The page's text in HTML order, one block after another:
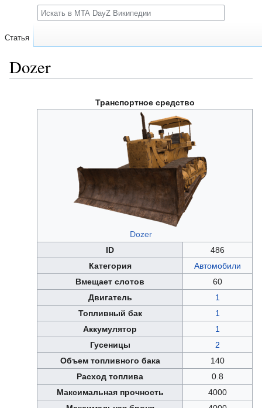
Dozer
Транспортное средство
Dozer
ID
486
Категория
Автомобили
Вмещает слотов
60
Двигатель
1
Топливный бак
1
Аккумулятор
1
Гусеницы
2
Объем топливного бака
140
Расход топлива
0.8
Максимальная прочность
4000
Статья